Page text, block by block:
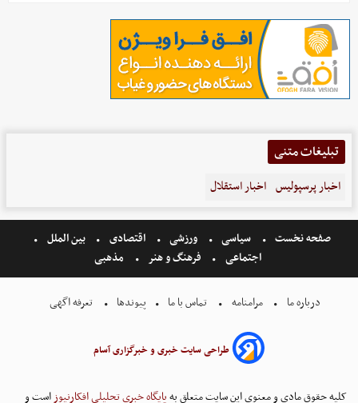
تبلیغات متنی
اخبار پرسپولیس اخبار استقلال
صفحه نخست سیاسی ورزشی اقتصادی
بین الملل
اجتماعی
فرهنگ و هنر مذهبی
درباره ما مرامنامه تماس با ما پیوندها تعرفه اگهی
طراحی سایت خبری و خبرگزاری آسام
کلیه حقوق مادی و معنوی این سایت متعلق بهپایگاه خبری تحلیلی افکارنیوزاست و